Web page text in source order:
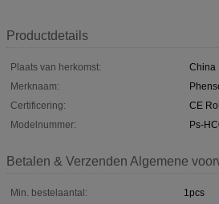
Productdetails
Plaats van herkomst:
China
Merknaam:
Certificering:
CE
Modelnummer:
Ps-
Betalen & Verzenden Algemene
Min. bestelaantal:
1pcs